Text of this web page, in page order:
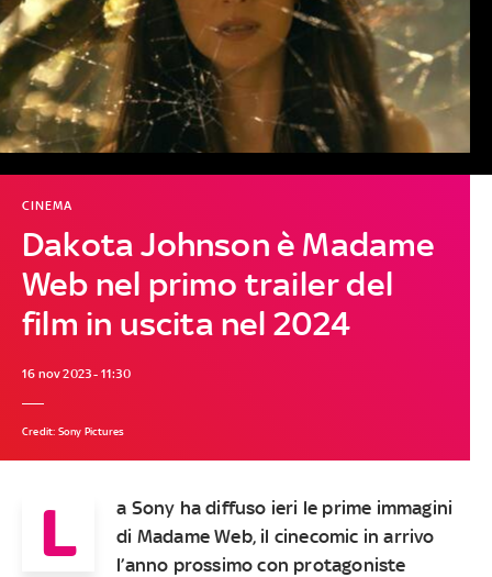
Dakota Johnson è Madame
Web nel primo trailer del
film in uscita nel 2024
CINEMA
16 nov 2023 - 11:30
Credit: Sony Pictures
L
a Sony ha diffuso ieri le prime immagini
di Madame Web, il cinecomic in arrivo
l’anno prossimo con protagoniste